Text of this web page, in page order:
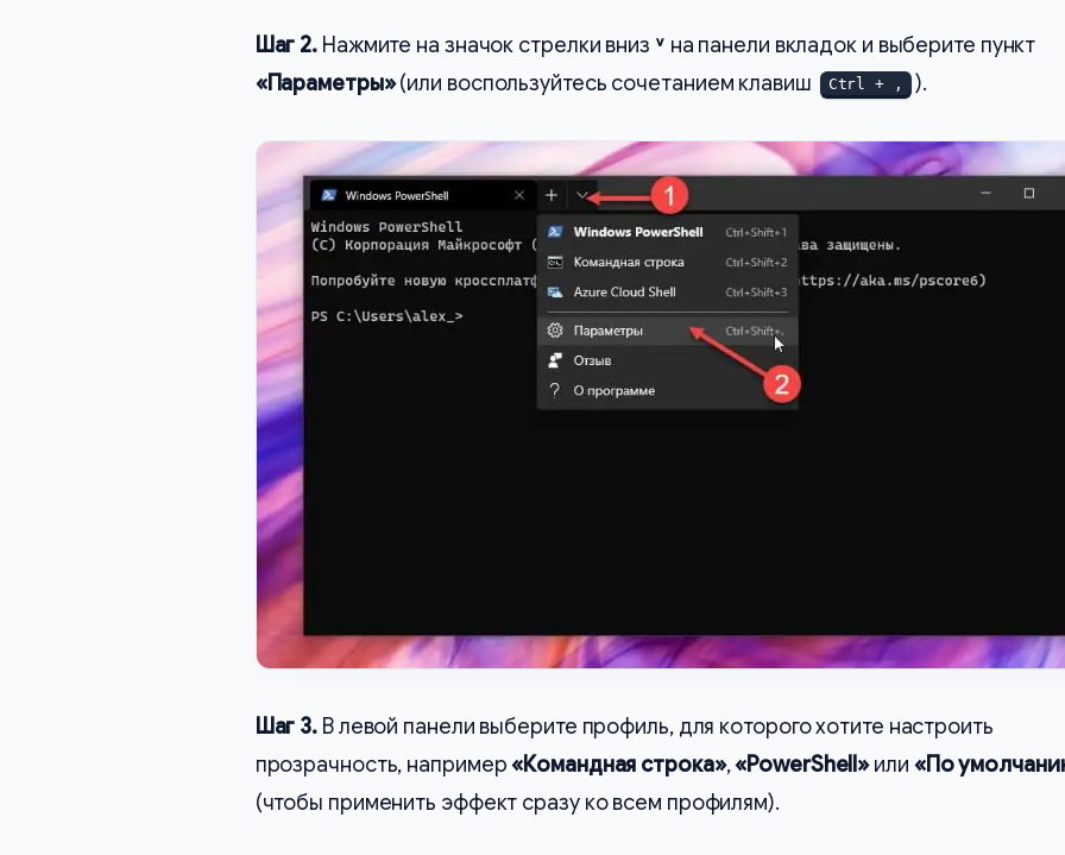
Шаг 2. Нажмите на значок стрелки вниз ˅ на панели вкладок и выберите пункт
«Параметры»(или воспользуйтесь сочетанием клавиш Ctrl + , ).
Шаг 3. В левой панели выберите профиль, для которого хотите настроить
прозрачность, например«Командная строка»,«PowerShell»или «По
(чтобы применить эффект сразу ко всем профилям).